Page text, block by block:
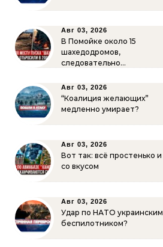
Авг 03, 2026
В Помойке около 15
шахедодромов,
следовательно…
Авг 03, 2026
“Коалиция желающих”
медленно умирает?
Авг 03, 2026
Вот так: всё простенько и
со вкусом
Авг 03, 2026
Удар по НАТО украинским
беспилотником?